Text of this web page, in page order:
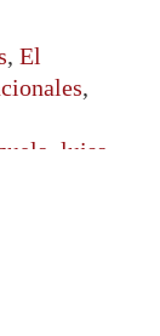
, El
,
luisa